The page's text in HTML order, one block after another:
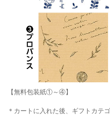
【無料包装紙①～④】
＊カートに入れた後、ギフトカテ